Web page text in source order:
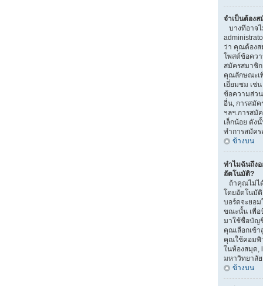
จำเป็นต้อง
บางทีอาจ
ว่า คุณต้องส
โพสต์ข้อควา
สมัครสมาชิ
คุณลักษณะเ
เยี่ยมชม เช่
ข้อความส่ว
อื่น, การสมัค
ฯลฯ.การสมั
เล็กน้อย ดัง
ทำการสมัค
ข้างบน
ทำไมฉันถึง
อัตโนมัติ?
ถ้าคุณไม่ไ
โดยอัตโนมั
บอร์ดจะยอ
ขณะนั้น เพื่อ
มาใช้ชื่อบัญ
คุณเลือกเข้
คุณใช้คอมพิ
ในห้องสมุด,
มหาวิทยาลัย
ข้างบน